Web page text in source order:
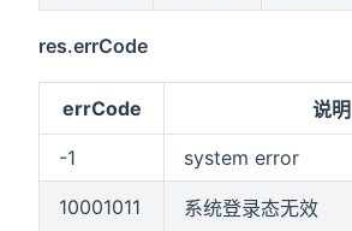
res.errCode
errCode
说明
-1
system error
10001011 系统登录态无效